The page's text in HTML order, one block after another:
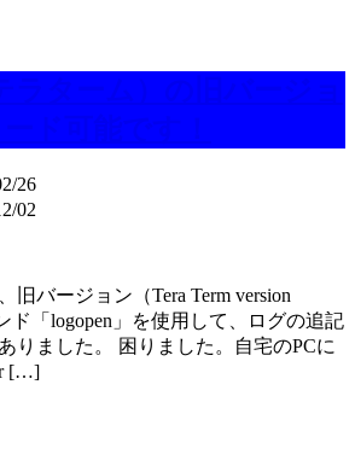
26
02
旧バージョン（Tera Term version
ド「logopen」を使用して、ログの追記
りました。 困りました。自宅のPCに
[…]